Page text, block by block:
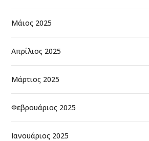
Μάιος 2025
Απρίλιος 2025
Μάρτιος 2025
Φεβρουάριος 2025
Ιανουάριος 2025